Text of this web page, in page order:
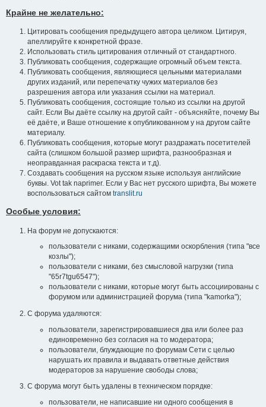
Крайне не желательно:
Цитировать сообщения предыдущего автора целиком. Цитируя,
апеллируйте к конкретной фразе.
Использовать стиль цитирования отличный от стандартного.
Публиковать сообщения, содержащие огромный объем текста.
Публиковать сообщения, являющиеся цельными материалами
других изданий, или перепечатку чужих материалов без
разрешения автора или указания ссылки на материал.
Публиковать сообщения, состоящие только из ссылки на другой
сайт. Если Вы даёте ссылку на другой сайт - объясняйте, почему Вы
её даёте, и Ваше отношение к опубликованном у на другом сайте
материалу.
Публиковать сообщения, которые могут раздражать посетителей
сайта (слишком большой размер шрифта, разнообразная и
неоправданная раскраска текста и т.д).
Создавать сообщения на русском языке используя английские
буквы. Vot tak naprimer. Если у Вас нет русского шрифта, Вы можете
воспользоваться сайтом translit.ru
Особые условия:
На форум не допускаются:
пользователи с никами, содержащими оскорбления (типа "все
козлы");
пользователи с никами, без смысловой нагрузки (типа
"65r7tgu6547");
пользователи с никами, которые могут быть ассоциированы с
форумом или администрацией форума (типа "kamorka");
С форума удаляются:
пользователи, зарегистрировавшиеся два или более раз
единовременно без согласия на то модератора;
пользователи, блуждающие по форумам Сети с целью
нарушать их правила и выдавать ответные действия
модераторов за нарушение свободы слова;
С форума могут быть удалены в техническом порядке:
пользователи, не написавшие ни одного сообщения в